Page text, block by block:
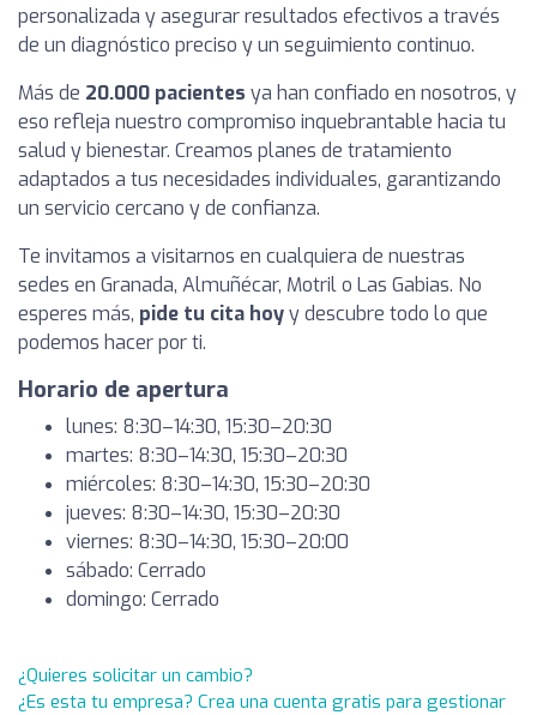
personalizada y asegurar resultados efectivos a través
de un diagnóstico preciso y un seguimiento continuo.
Más de 20.000 pacientes ya han confiado en nosotros, y
eso refleja nuestro compromiso inquebrantable hacia tu
salud y bienestar. Creamos planes de tratamiento
adaptados a tus necesidades individuales, garantizando
un servicio cercano y de confianza.
Te invitamos a visitarnos en cualquiera de nuestras
sedes en Granada, Almuñécar, Motril o Las Gabias. No
esperes más, pide tu cita hoyy descubre todo lo que
podemos hacer por ti.
Horario de apertura
lunes: 8:30–14:30, 15:30–20:30
martes: 8:30–14:30, 15:30–20:30
miércoles: 8:30–14:30, 15:30–20:30
jueves: 8:30–14:30, 15:30–20:30
viernes: 8:30–14:30, 15:30–20:00
sábado: Cerrado
domingo: Cerrado
¿Quieres solicitar un cambio?
¿Es esta tu empresa? Crea una cuenta gratis para gestionar